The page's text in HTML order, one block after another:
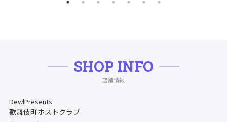
SHOP INFO
店舗情報
DewlPresents
歌舞伎町ホストクラブ